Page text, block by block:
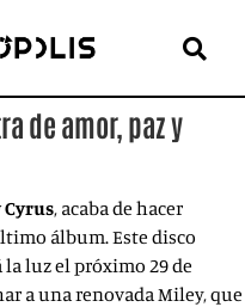
de amor, paz y
, acaba de hacer
álbum. Este disco
la luz el próximo 29 de
a una renovada Miley, que